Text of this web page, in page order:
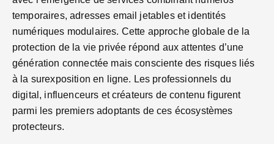
temporaires, adresses email jetables et identités
numériques modulaires. Cette approche globale de la
protection de la vie privée répond aux attentes d’une
génération connectée mais consciente des risques liés
à la surexposition en ligne. Les professionnels du
digital, influenceurs et créateurs de contenu figurent
parmi les premiers adoptants de ces écosystèmes
protecteurs.